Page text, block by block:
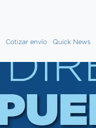
Cotizar envío Quick News